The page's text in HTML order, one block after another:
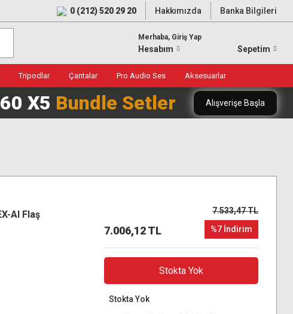
0 (212) 520 29 20 Hakkımızda Banka Bilgileri
Merhaba, Giriş Yap
Hesabım Sepetim
Tripodlar Çantalar Pro Audio Ses Aksesuarlar
X5 Bundle Setler Alışverişe Başla
AI Flaş
7.006,12 TL
7.533,47 TL
%7 İndirim
Stokta Yok
Stokta Yok